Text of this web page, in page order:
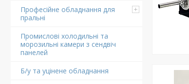
Професійне обладнання для
пральні
Промислові холодильні та
морозильні камери з сендвіч
панелей
Б/у та уцінене обладнання